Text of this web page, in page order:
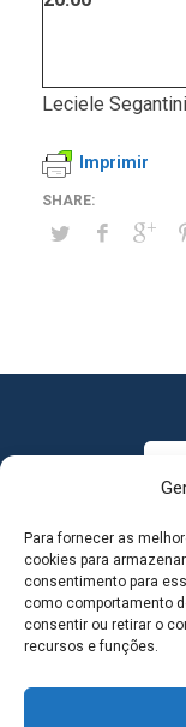
Para fornecer as
cookies para
consentimento para
como comportamento
consentir ou retirar o
recursos e funções.
Leciele
Imprimir
MAPA DO SITE